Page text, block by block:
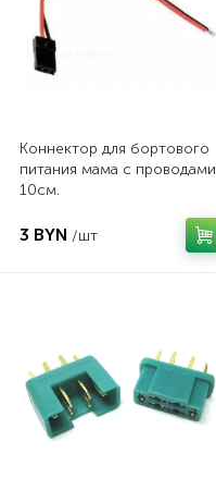
Коннектор для бортового
питания мама с проводами
10см.
3 BYN /шт